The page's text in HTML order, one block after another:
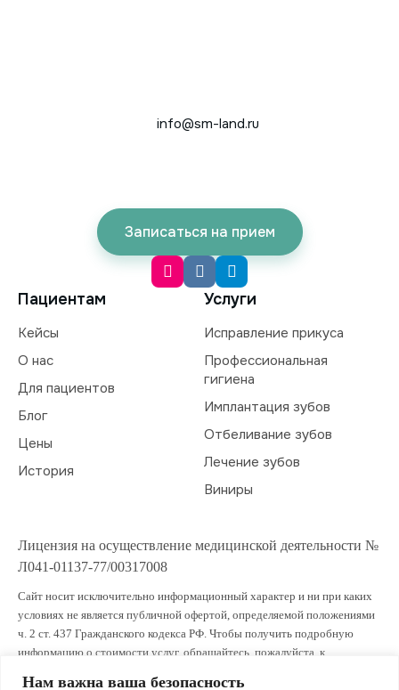
Нам важна ваша безопасность
info@sm-land.ru
Записаться на прием
Пациентам
Кейсы
О нас
Для пациентов
Блог
Цены
История
Услуги
Исправление прикуса
Профессиональная
гигиена
Имплантация зубов
Отбеливание зубов
Лечение зубов
Виниры
Лицензия на осуществление медицинской деятельности №
Л041-01137-77/00317008
Сайт носит исключительно информационный характер и ни при каких
условиях не является публичной офертой, определяемой положениями
ч. 2 ст. 437 Гражданского кодекса РФ. Чтобы получить подробную
информацию о стоимости услуг, обращайтесь, пожалуйста, к